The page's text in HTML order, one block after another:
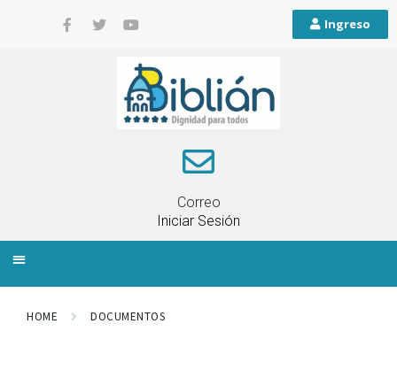
Ingreso
Correo
Iniciar Sesión
HOME DOCUMENTOS